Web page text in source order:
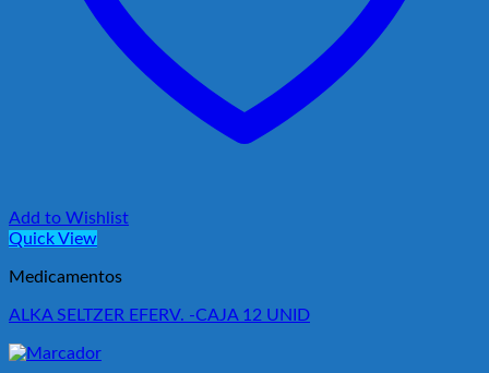
Add to Wishlist
Quick View
Medicamentos
ALKA SELTZER EFERV. -CAJA 12 UNID